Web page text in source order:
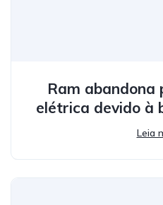
Ram abandona
elétrica devido à
Leia